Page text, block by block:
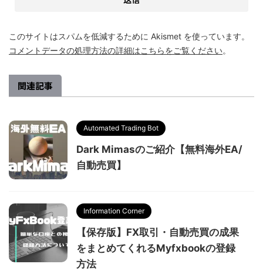
このサイトはスパムを低減するために Akismet を使っています。
コメントデータの処理方法の詳細はこちらをご覧ください。
関連記事
Automated Trading Bot
Dark Mimasのご紹介【無料海外EA/
自動売買】
Information Corner
【保存版】FX取引・自動売買の成果
をまとめてくれるMyfxbookの登録
方法